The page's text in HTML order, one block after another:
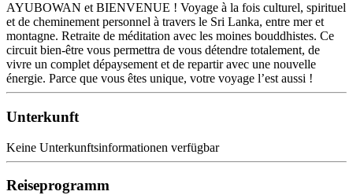
AYUBOWAN et BIENVENUE ! Voyage à la fois culturel, spirituel
et de cheminement personnel à travers le Sri Lanka, entre mer et
montagne. Retraite de méditation avec les moines bouddhistes. Ce
circuit bien-être vous permettra de vous détendre totalement, de
vivre un complet dépaysement et de repartir avec une nouvelle
énergie. Parce que vous êtes unique, votre voyage l’est aussi !
Unterkunft
Keine Unterkunftsinformationen verfügbar
Reiseprogramm